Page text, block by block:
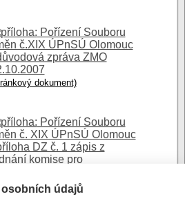
Pořízení Souboru
č.XIX ÚPnSÚ Olomouc
zpráva ZMO
dokument)
Pořízení Souboru
č. XIX ÚPnSÚ Olomouc
DZ č. 1 zápis z
komise pro
dokument)
osobních údajů